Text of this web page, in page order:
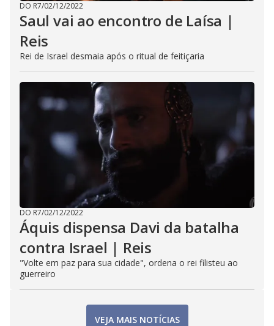
DO R7/02/12/2022
Saul vai ao encontro de Laísa |
Reis
Rei de Israel desmaia após o ritual de feitiçaria
DO R7/02/12/2022
Áquis dispensa Davi da batalha
contra Israel | Reis
"Volte em paz para sua cidade", ordena o rei filisteu ao
guerreiro
VEJA MAIS NOTÍCIAS